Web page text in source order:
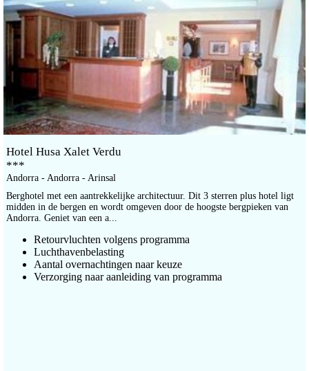
Hotel Husa Xalet Verdu
***
Andorra - Andorra - Arinsal
Berghotel met een aantrekkelijke architectuur. Dit 3 sterren plus hotel ligt
midden in de bergen en wordt omgeven door de hoogste bergpieken van
Andorra. Geniet van een a...
Retourvluchten volgens programma
Luchthavenbelasting
Aantal overnachtingen naar keuze
Verzorging naar aanleiding van programma